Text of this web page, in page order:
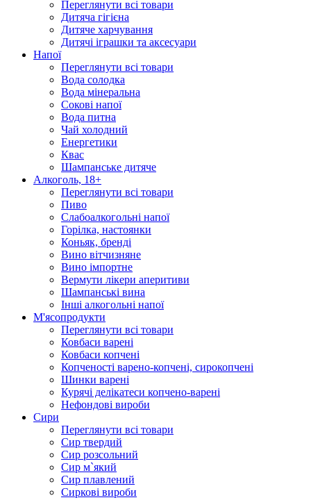
Переглянути всі товари
Дитяча гігієна
Дитяче харчування
Дитячі іграшки та аксесуари
Напої
Переглянути всі товари
Вода солодка
Вода мінеральна
Сокові напої
Вода питна
Чай холодний
Енергетики
Квас
Шампанське дитяче
Алкоголь, 18+
Переглянути всі товари
Пиво
Слабоалкогольні напої
Горілка, настоянки
Коньяк, бренді
Вино вітчизняне
Вино імпортне
Вермути лікери аперитиви
Шампанські вина
Інші алкогольні напої
М'ясопродукти
Переглянути всі товари
Ковбаси варені
Ковбаси копчені
Копченості варено-копчені, сирокопчені
Шинки варені
Курячі делікатеси копчено-варені
Нефондові вироби
Сири
Переглянути всі товари
Сир твердий
Сир розсольний
Сир м`який
Сир плавлений
Сиркові вироби